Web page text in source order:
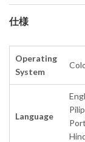
仕様
Operating
System
Language